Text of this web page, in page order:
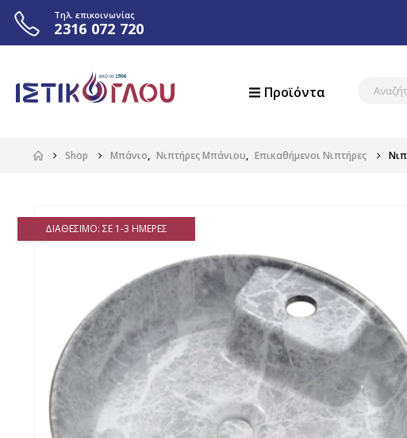
Τηλ. επικοινωνίας
2316 072 720
Προϊόντα
Shop Μπάνιο, Νιπτήρες Μπάνιου, Επικαθήμενοι Νιπτήρες
ΔΙΑΘΈΣΙΜΟ: ΣΕ 1-3 ΗΜΈΡΕΣ